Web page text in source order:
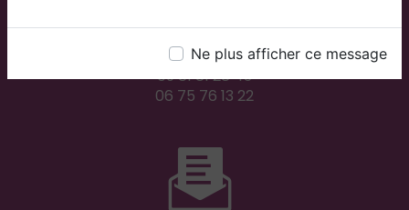
Ne plus afficher ce message
Téléphones
09 81 81 28 43
06 75 76 13 22